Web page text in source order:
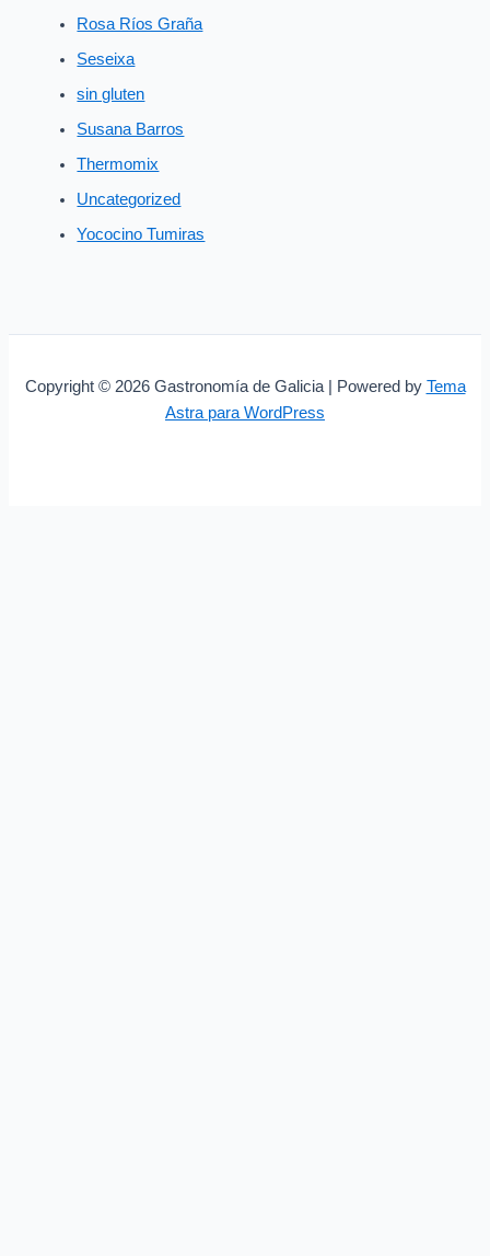
Rosa Ríos Graña
Seseixa
sin gluten
Susana Barros
Thermomix
Uncategorized
Yococino Tumiras
Copyright © 2026 Gastronomía de Galicia | Powered by Tema
Astra para WordPress